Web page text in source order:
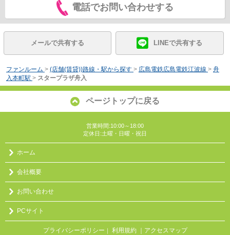
電話でお問い合わせする
メールで共有する LINEで共有する
ファンルーム > (店舗(賃貸))路線・駅から探す > 広島電鉄広島電鉄江波線 > 舟
入本町駅 > スタープラザ舟入
ページトップに戻る
営業時間:10:00～18:00
定休日:土曜・日曜・祝日
ホーム
会社概要
お問い合わせ
PCサイト
プライバシーポリシー ｜ 利用規約 ｜アクセスマップ